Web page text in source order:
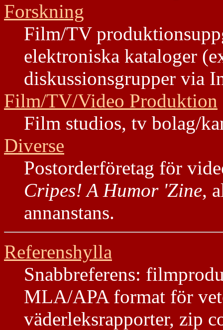
Forskning
Film/TV
elektroniska kataloger
diskussionsgrupper via
Film/TV/Video Produktion
Film studios, tv bolag/
Diverse
Postorderföretag för
Cripes! A Humor 'Zine,
annanstans.
Referenshylla
Snabbreferens:
MLA/APA format för
väderleksrapporter, zip